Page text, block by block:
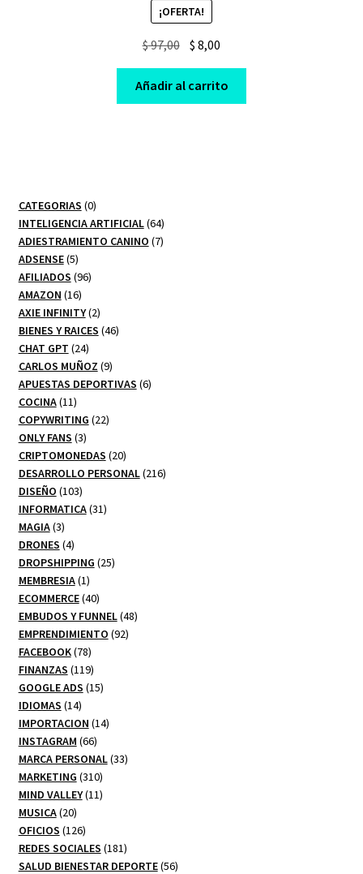
¡OFERTA!
$97,00 Original
was:
$ 97,00.
$ 8,00
is:
$ 8,00.
Añadir al carrito
CATEGORIAS 00
productos
INTELIGENCIA ARTIFICIAL 6464
productos
ADIESTRAMIENTO CANINO 77
ADSENSE 55
productos
AFILIADOS 9696
AMAZON 1616
productos
AXIE INFINITY 22
productos
BIENES Y RAICES 4646
CHAT GPT 2424
productos
CARLOS MUÑOZ 99
productos
APUESTAS DEPORTIVAS 66
COCINA 1111
productos
COPYWRITING 2222
ONLY FANS 33
productos
CRIPTOMONEDAS 2020
productos
DESARROLLO PERSONAL 216216
DISEÑO 103103
productos
INFORMATICA 3131
MAGIA 33
productos
DRONES 44
productos
DROPSHIPPING 2525
MEMBRESIA 11
producto
ECOMMERCE 4040
productos
EMBUDOS Y FUNNEL 4848
EMPRENDIMIENTO 9292
FACEBOOK 7878
productos
FINANZAS 119119
productos
GOOGLE ADS 1515
IDIOMAS 1414
productos
IMPORTACION 1414
INSTAGRAM 6666
productos
MARCA PERSONAL 3333
MARKETING 310310
productos
MIND VALLEY 1111
MUSICA 2020
productos
OFICIOS 126126
productos
REDES SOCIALES 181181
productos
SALUD BIENESTAR DEPORTE 5656